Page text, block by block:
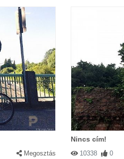
Megosztás
Nincs cím!
10338 0